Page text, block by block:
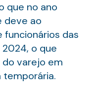
que no ano
deve ao
funcionários das
o que
do varejo em
temporária.